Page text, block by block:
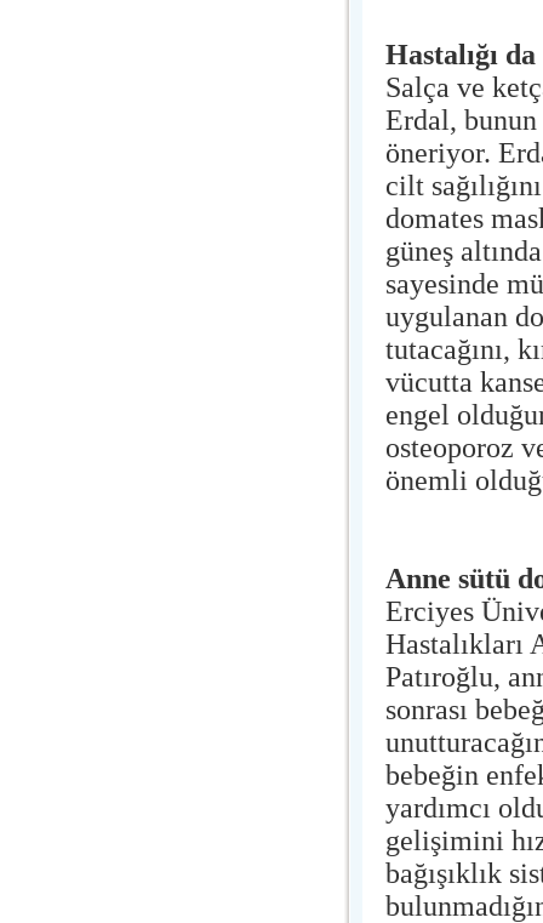
Hastalığı
Salça ve
Erdal,
öneriyor.
cilt
domates
güneş
sayesinde
uygulanan
tutacağını,
vücutta
engel
osteoporoz
önemli
Anne sütü
Erciyes
Hastalıkları
Patıroğlu,
sonrası
bebeğin
yardımcı
gelişimini
bağışıklık